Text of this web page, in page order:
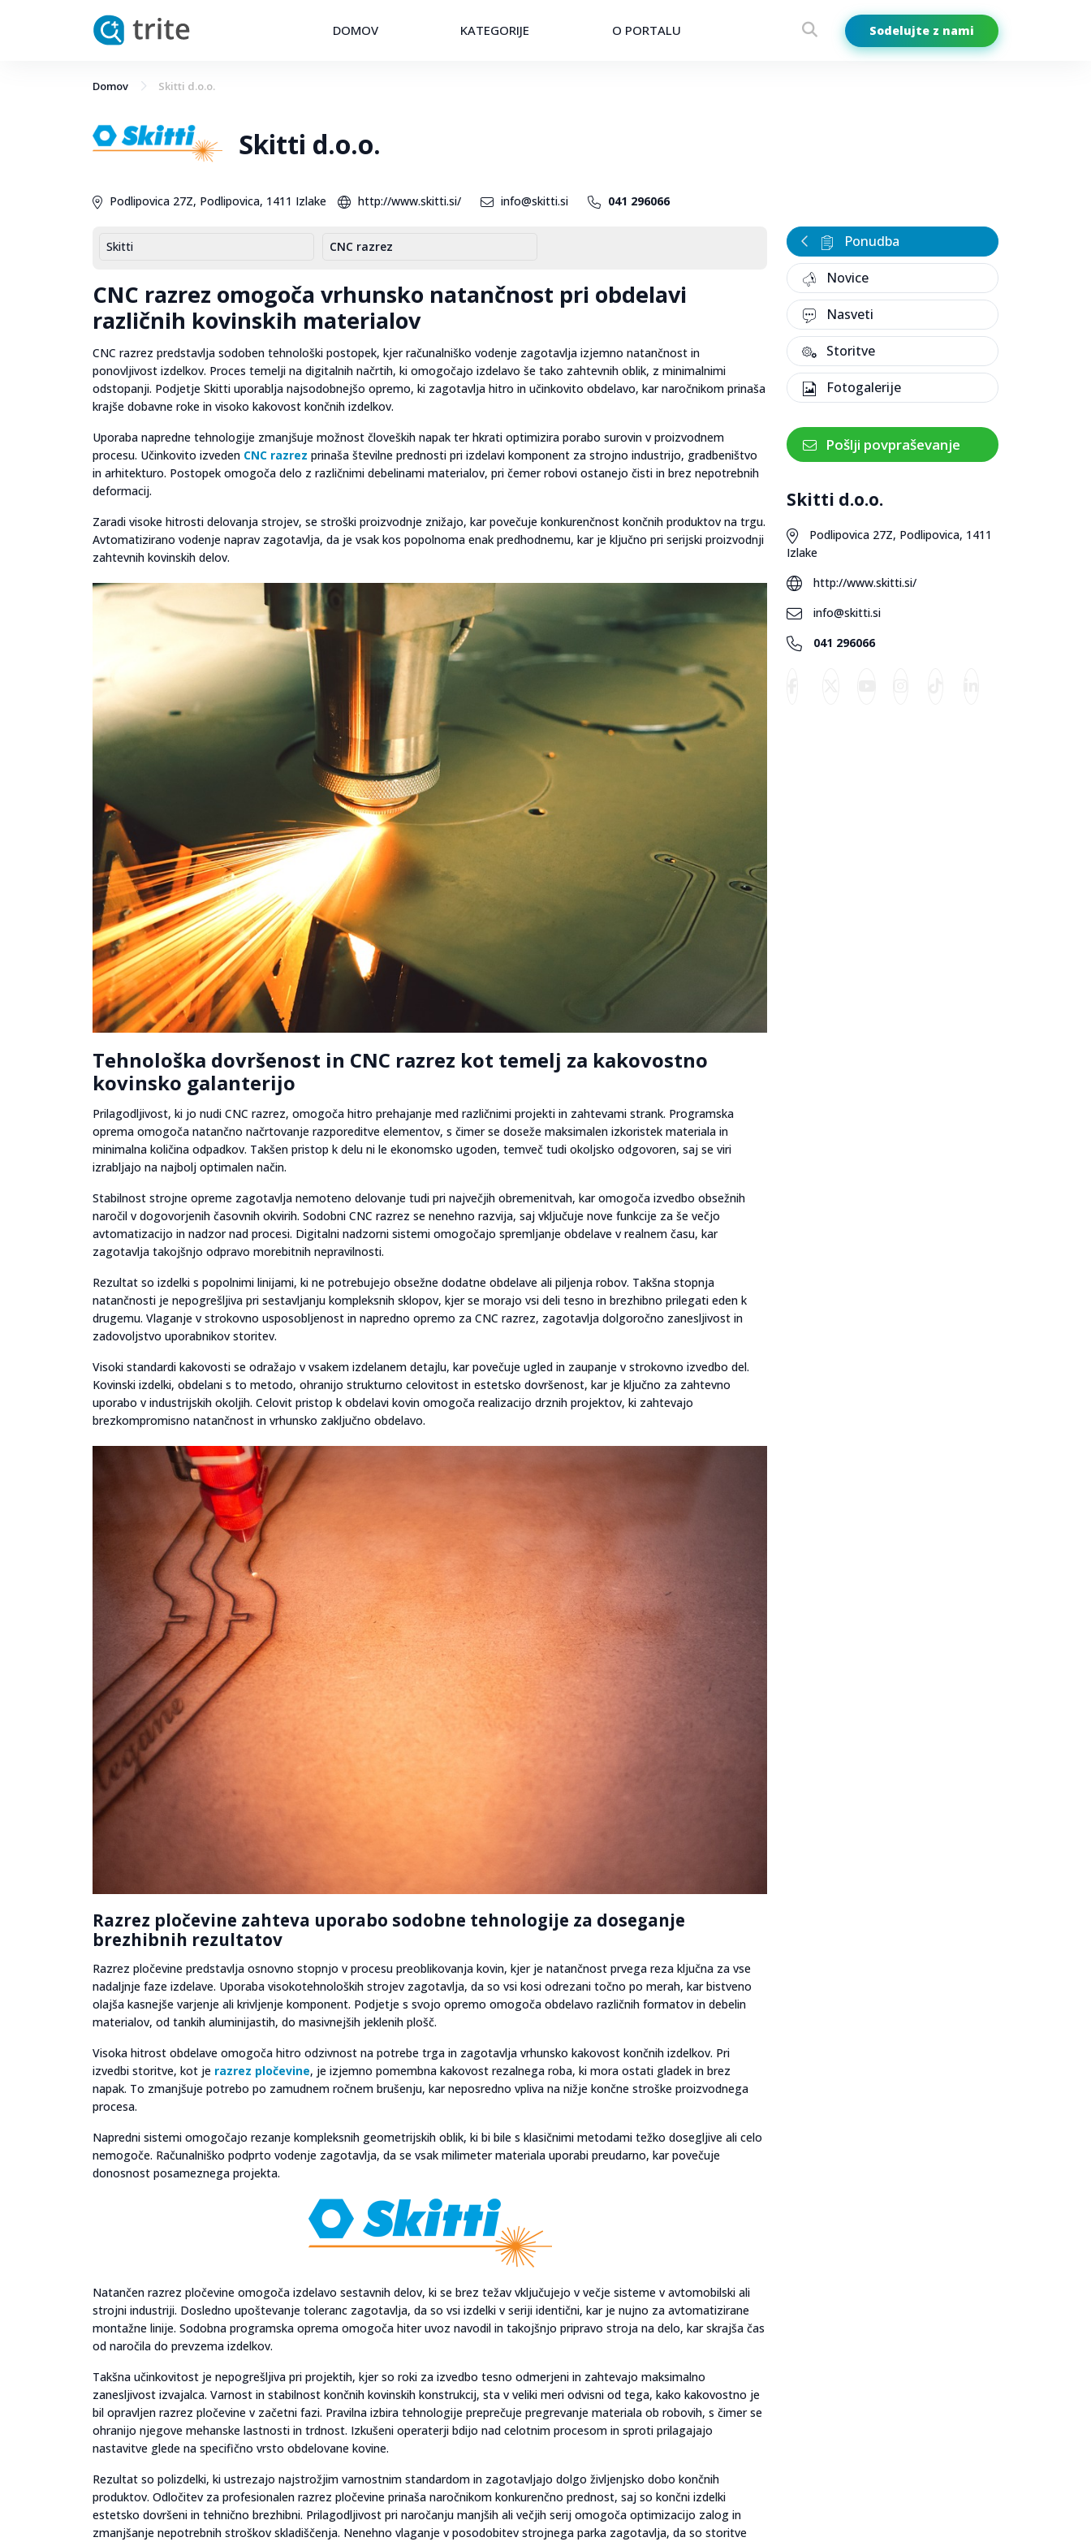
DOMOV KATEGORIJE O PORTALU Sodelujte z nami
Domov Skitti d.o.o.
Skitti d.o.o.
Podlipovica 27Z, Podlipovica, 1411 Izlake http://www.skitti.si/ info@skitti.si 041 296066
Skitti CNC razrez
CNC razrez omogoča vrhunsko natančnost pri obdelavi
različnih kovinskih materialov
CNC razrez predstavlja sodoben tehnološki postopek, kjer računalniško vodenje zagotavlja izjemno natančnost in
ponovljivost izdelkov. Proces temelji na digitalnih načrtih, ki omogočajo izdelavo še tako zahtevnih oblik, z minimalnimi
odstopanji. Podjetje Skitti uporablja najsodobnejšo opremo, ki zagotavlja hitro in učinkovito obdelavo, kar naročnikom prinaša
krajše dobavne roke in visoko kakovost končnih izdelkov.
Uporaba napredne tehnologije zmanjšuje možnost človeških napak ter hkrati optimizira porabo surovin v proizvodnem
procesu. Učinkovito izveden CNC razrez prinaša številne prednosti pri izdelavi komponent za strojno industrijo, gradbeništvo
in arhitekturo. Postopek omogoča delo z različnimi debelinami materialov, pri čemer robovi ostanejo čisti in brez nepotrebnih
deformacij.
Zaradi visoke hitrosti delovanja strojev, se stroški proizvodnje znižajo, kar povečuje konkurenčnost končnih produktov na trgu.
Avtomatizirano vodenje naprav zagotavlja, da je vsak kos popolnoma enak predhodnemu, kar je ključno pri serijski proizvodnji
zahtevnih kovinskih delov.
Tehnološka dovršenost in CNC razrez kot temelj za kakovostno
kovinsko galanterijo
Prilagodljivost, ki jo nudi CNC razrez, omogoča hitro prehajanje med različnimi projekti in zahtevami strank. Programska
oprema omogoča natančno načrtovanje razporeditve elementov, s čimer se doseže maksimalen izkoristek materiala in
minimalna količina odpadkov. Takšen pristop k delu ni le ekonomsko ugoden, temveč tudi okoljsko odgovoren, saj se viri
izrabljajo na najbolj optimalen način.
Stabilnost strojne opreme zagotavlja nemoteno delovanje tudi pri največjih obremenitvah, kar omogoča izvedbo obsežnih
naročil v dogovorjenih časovnih okvirih. Sodobni CNC razrez se nenehno razvija, saj vključuje nove funkcije za še večjo
avtomatizacijo in nadzor nad procesi. Digitalni nadzorni sistemi omogočajo spremljanje obdelave v realnem času, kar
zagotavlja takojšnjo odpravo morebitnih nepravilnosti.
Rezultat so izdelki s popolnimi linijami, ki ne potrebujejo obsežne dodatne obdelave ali piljenja robov. Takšna stopnja
natančnosti je nepogrešljiva pri sestavljanju kompleksnih sklopov, kjer se morajo vsi deli tesno in brezhibno prilegati eden k
drugemu. Vlaganje v strokovno usposobljenost in napredno opremo za CNC razrez, zagotavlja dolgoročno zanesljivost in
zadovoljstvo uporabnikov storitev.
Visoki standardi kakovosti se odražajo v vsakem izdelanem detajlu, kar povečuje ugled in zaupanje v strokovno izvedbo del.
Kovinski izdelki, obdelani s to metodo, ohranijo strukturno celovitost in estetsko dovršenost, kar je ključno za zahtevno
uporabo v industrijskih okoljih. Celovit pristop k obdelavi kovin omogoča realizacijo drznih projektov, ki zahtevajo
brezkompromisno natančnost in vrhunsko zaključno obdelavo.
Razrez pločevine zahteva uporabo sodobne tehnologije za doseganje
brezhibnih rezultatov
Razrez pločevine predstavlja osnovno stopnjo v procesu preoblikovanja kovin, kjer je natančnost prvega reza ključna za vse
nadaljnje faze izdelave. Uporaba visokotehnoloških strojev zagotavlja, da so vsi kosi odrezani točno po merah, kar bistveno
olajša kasnejše varjenje ali krivljenje komponent. Podjetje s svojo opremo omogoča obdelavo različnih formatov in debelin
materialov, od tankih aluminijastih, do masivnejših jeklenih plošč.
Visoka hitrost obdelave omogoča hitro odzivnost na potrebe trga in zagotavlja vrhunsko kakovost končnih izdelkov. Pri
izvedbi storitve, kot je razrez pločevine, je izjemno pomembna kakovost rezalnega roba, ki mora ostati gladek in brez
napak. To zmanjšuje potrebo po zamudnem ročnem brušenju, kar neposredno vpliva na nižje končne stroške proizvodnega
procesa.
Napredni sistemi omogočajo rezanje kompleksnih geometrijskih oblik, ki bi bile s klasičnimi metodami težko dosegljive ali celo
nemogoče. Računalniško podprto vodenje zagotavlja, da se vsak milimeter materiala uporabi preudarno, kar povečuje
donosnost posameznega projekta.
Natančen razrez pločevine omogoča izdelavo sestavnih delov, ki se brez težav vključujejo v večje sisteme v avtomobilski ali
strojni industriji. Dosledno upoštevanje toleranc zagotavlja, da so vsi izdelki v seriji identični, kar je nujno za avtomatizirane
montažne linije. Sodobna programska oprema omogoča hiter uvoz navodil in takojšnjo pripravo stroja na delo, kar skrajša čas
od naročila do prevzema izdelkov.
Takšna učinkovitost je nepogrešljiva pri projektih, kjer so roki za izvedbo tesno odmerjeni in zahtevajo maksimalno
zanesljivost izvajalca. Varnost in stabilnost končnih kovinskih konstrukcij, sta v veliki meri odvisni od tega, kako kakovostno je
bil opravljen razrez pločevine v začetni fazi. Pravilna izbira tehnologije preprečuje pregrevanje materiala ob robovih, s čimer se
ohranijo njegove mehanske lastnosti in trdnost. Izkušeni operaterji bdijo nad celotnim procesom in sproti prilagajajo
nastavitve glede na specifično vrsto obdelovane kovine.
Rezultat so polizdelki, ki ustrezajo najstrožjim varnostnim standardom in zagotavljajo dolgo življenjsko dobo končnih
produktov. Odločitev za profesionalen razrez pločevine prinaša naročnikom konkurenčno prednost, saj so končni izdelki
estetsko dovršeni in tehnično brezhibni. Prilagodljivost pri naročanju manjših ali večjih serij omogoča optimizacijo zalog in
zmanjšanje nepotrebnih stroškov skladiščenja. Nenehno vlaganje v posodobitev strojnega parka zagotavlja, da so storitve
Ponudba
Novice
Nasveti
Storitve
Fotogalerije
Pošlji povpraševanje
Skitti d.o.o.
Podlipovica 27Z, Podlipovica, 1411
Izlake
http://www.skitti.si/
info@skitti.si
041 296066